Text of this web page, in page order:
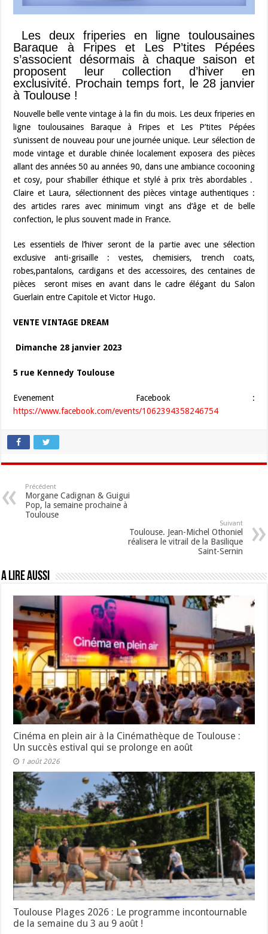
Les deux friperies en ligne toulousaines
Baraque à Fripes et Les P’tites Pépées
s’associent désormais à chaque saison et
proposent leur collection d’hiver en
exclusivité. Prochain temps fort, le 28 janvier
à Toulouse !
Nouvelle belle vente vintage à la fin du mois. Les deux friperies en
ligne toulousaines Baraque à Fripes et Les P’tites Pépées
s’unissent de nouveau pour une journée unique. Leur sélection de
mode vintage et durable chinée localement exposera des pièces
allant des années 50 au années 90, dans une ambiance cocooning
et cosy, pour s’habiller éthique et stylé à prix très abordables .
Claire et Laura, sélectionnent des pièces vintage authentiques :
des articles rares avec minimum vingt ans d’âge et de belle
confection, le plus souvent made in France.
Les essentiels de l’hiver seront de la partie avec une sélection
exclusive anti-grisaille : vestes, chemisiers, trench coats,
robes,pantalons, cardigans et des accessoires, des centaines de
pièces seront mises en avant dans le cadre élégant du Salon
Guerlain entre Capitole et Victor Hugo.
VENTE VINTAGE DREAM
Dimanche 28 janvier 2023
5 rue Kennedy Toulouse
Evenement Facebook :
https://www.facebook.com/events/1062394358246754
Précédent
Morgane Cadignan & Guigui
Pop, la semaine prochaine à
Toulouse
Suivant
Toulouse. Jean-Michel Othoniel
réalisera le vitrail de la Basilique
Saint-Sernin
A lire aussi
Cinéma en plein air à la Cinémathèque de Toulouse :
Un succès estival qui se prolonge en août
1 août 2026
Toulouse Plages 2026 : Le programme incontournable
de la semaine du 3 au 9 août !